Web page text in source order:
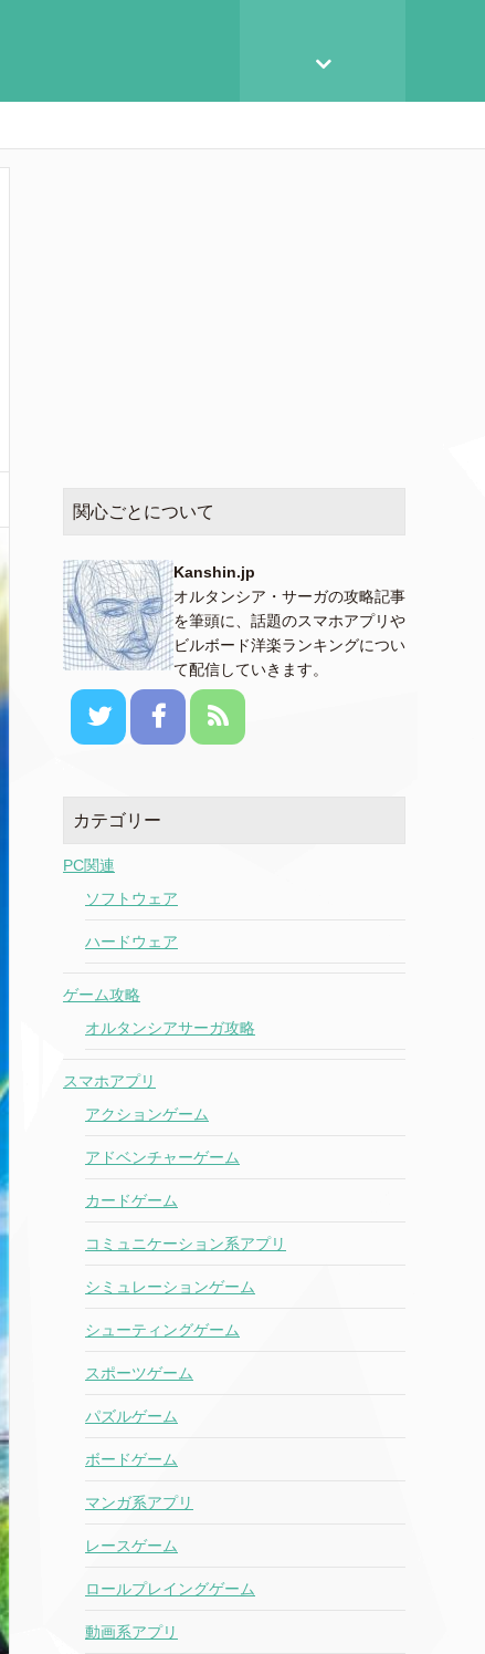
関心ごとについて
Kanshin.jp
オルタンシア・サーガの攻略記事
を筆頭に、話題のスマホアプリや
ビルボード洋楽ランキングについ
て配信していきます。
カテゴリー
PC関連
ソフトウェア
ハードウェア
ゲーム攻略
オルタンシアサーガ攻略
スマホアプリ
アクションゲーム
アドベンチャーゲーム
カードゲーム
コミュニケーション系アプリ
シミュレーションゲーム
シューティングゲーム
スポーツゲーム
パズルゲーム
ボードゲーム
マンガ系アプリ
レースゲーム
ロールプレイングゲーム
動画系アプリ